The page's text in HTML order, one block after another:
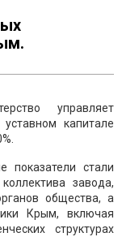
управляет
капитале
показатели стали
завода,
общества, а
Крым, включая
структурах